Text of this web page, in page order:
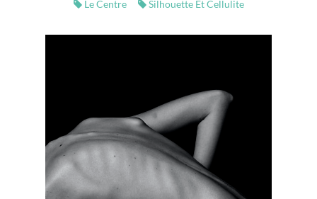
Le Centre
Silhouette Et Cellulite